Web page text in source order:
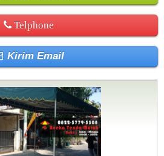
Telphone
Kirim Email